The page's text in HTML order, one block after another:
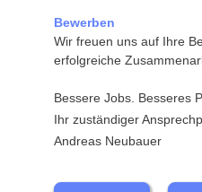
Bewerben
Wir freuen uns auf Ihre
erfolgreiche
Bessere Jobs. Besseres
Ihr zuständiger
Andreas Neubauer